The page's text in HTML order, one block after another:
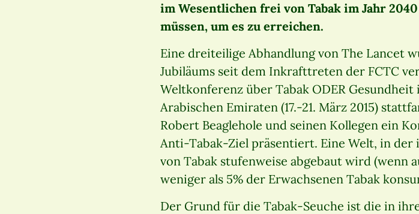
im Wesentlichen frei von Tabak im Jahr
müssen, um es zu erreichen.
Eine dreiteilige Abhandlung von The Lancet
Jubiläums seit dem Inkrafttreten der FCTC
Weltkonferenz über Tabak ODER
Arabischen Emiraten (17.-21. März 2015)
Robert Beaglehole und seinen Kollegen ein
Anti-Tabak-Ziel präsentiert. Eine Welt, in der
von Tabak stufenweise abgebaut wird (wenn
weniger als 5% der Erwachsenen Tabak
Der Grund für die Tabak-Seuche ist die in